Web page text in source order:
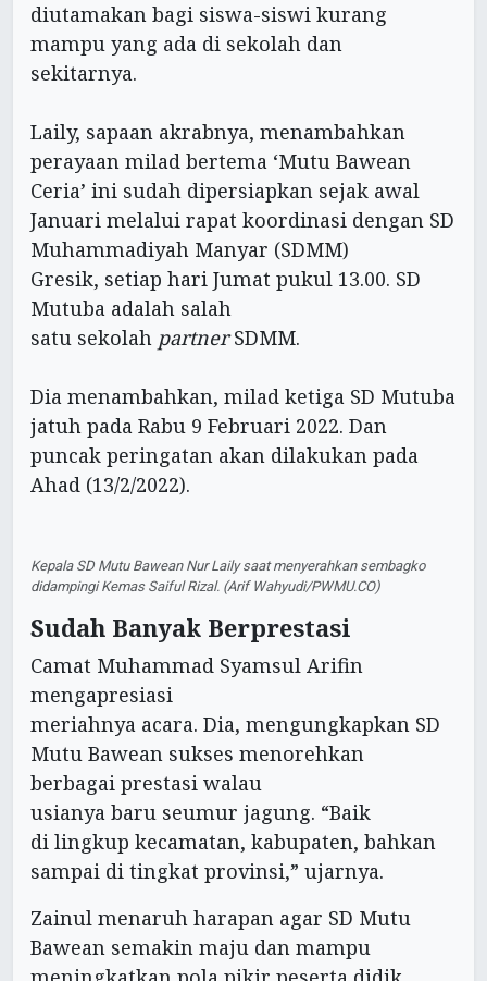
diutamakan bagi siswa-siswi kurang
mampu yang ada di sekolah dan
sekitarnya.
Laily, sapaan akrabnya, menambahkan
perayaan milad bertema ‘Mutu Bawean
Ceria’ ini sudah dipersiapkan sejak awal
Januari melalui rapat koordinasi dengan SD
Muhammadiyah Manyar (SDMM)
Gresik, setiap hari Jumat pukul 13.00. SD
Mutuba adalah salah
satu sekolah partnerSDMM.
Dia menambahkan, milad ketiga SD Mutuba
jatuh pada Rabu 9 Februari 2022. Dan
puncak peringatan akan dilakukan pada
Ahad (13/2/2022).
Kepala SD Mutu Bawean Nur Laily saat menyerahkan sembagko
didampingi Kemas Saiful Rizal. (Arif Wahyudi/PWMU.CO)
Sudah Banyak Berprestasi
Camat Muhammad Syamsul Arifin
mengapresiasi
meriahnya acara. Dia, mengungkapkan SD
Mutu Bawean sukses menorehkan
berbagai prestasi walau
usianya baru seumur jagung. “Baik
di lingkup kecamatan, kabupaten, bahkan
sampai di tingkat provinsi,” ujarnya.
Zainul menaruh harapan agar SD Mutu
Bawean semakin maju dan mampu